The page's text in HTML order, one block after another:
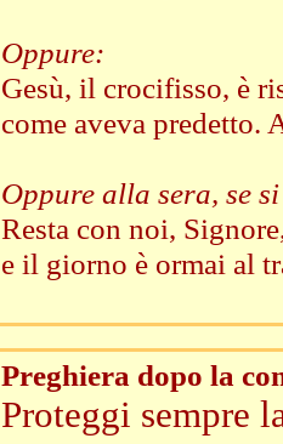
Oppure:
Gesù, il crocifisso, è
come aveva predetto.
Oppure alla sera, se
Resta con noi,
e il giorno è ormai al
Preghiera dopo la
Proteggi sempre